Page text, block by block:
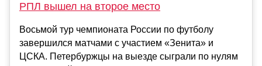
РПЛ вышел на второе место
Восьмой тур чемпионата России по футболу
завершился матчами с участием «Зенита» и
ЦСКА. Петербуржцы на выезде сыграли по нулям